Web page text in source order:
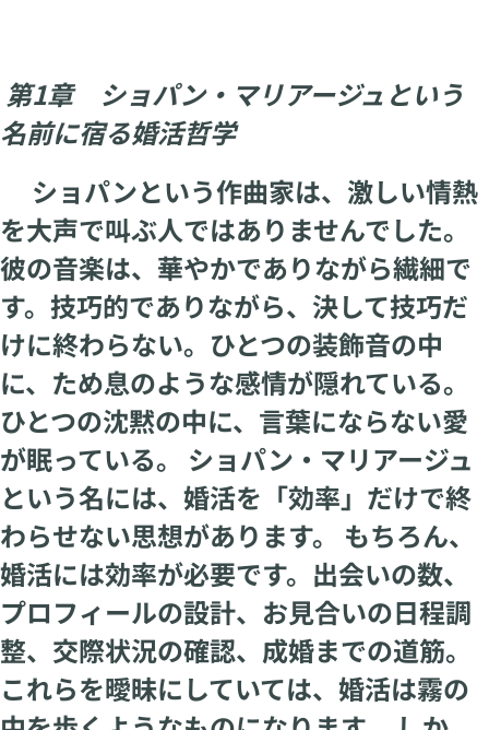
第1章 ショパン・マリアージュという
名前に宿る婚活哲学
ショパンという作曲家は、激しい情熱
を大声で叫ぶ人ではありませんでした。
彼の音楽は、華やかでありながら繊細で
す。技巧的でありながら、決して技巧だ
けに終わらない。ひとつの装飾音の中
に、ため息のような感情が隠れている。
ひとつの沈黙の中に、言葉にならない愛
が眠っている。 ショパン・マリアージュ
という名には、婚活を「効率」だけで終
わらせない思想があります。 もちろん、
婚活には効率が必要です。出会いの数、
プロフィールの設計、お見合いの日程調
整、交際状況の確認、成婚までの道筋。
これらを曖昧にしていては、婚活は霧の